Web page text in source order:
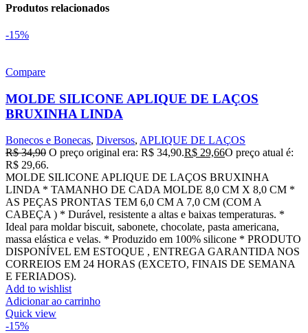
Produtos relacionados
-15%
Compare
MOLDE SILICONE APLIQUE DE LAÇOS
BRUXINHA LINDA
Bonecos e Bonecas, Diversos, APLIQUE DE LAÇOS
R$34,90 O preço original era: R$ 34,90.R$ 29,66O preço atual é:
R$ 29,66.
MOLDE SILICONE APLIQUE DE LAÇOS BRUXINHA
LINDA * TAMANHO DE CADA MOLDE 8,0 CM X 8,0 CM *
AS PEÇAS PRONTAS TEM 6,0 CM A 7,0 CM (COM A
CABEÇA ) * Durável, resistente a altas e baixas temperaturas. *
Ideal para moldar biscuit, sabonete, chocolate, pasta americana,
massa elástica e velas. * Produzido em 100% silicone * PRODUTO
DISPONÍVEL EM ESTOQUE , ENTREGA GARANTIDA NOS
CORREIOS EM 24 HORAS (EXCETO, FINAIS DE SEMANA
E FERIADOS).
Add to wishlist
Adicionar ao carrinho
Quick view
-15%